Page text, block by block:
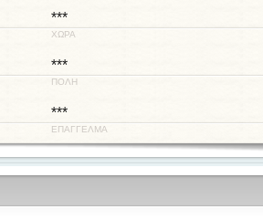
***
ΧΩΡΑ
***
ΠΟΛΗ
***
ΕΠΑΓΓΕΛΜΑ